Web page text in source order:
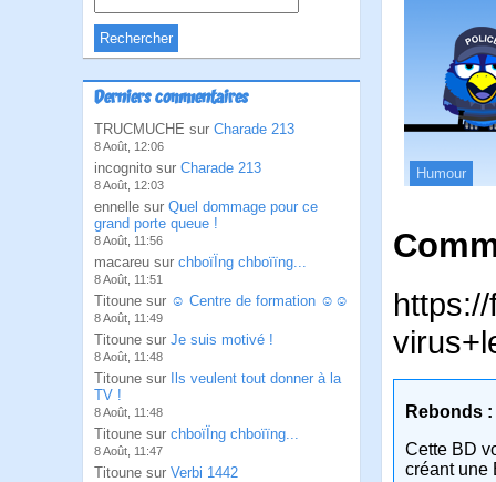
Derniers commentaires
TRUCMUCHE sur Charade 213
8 Août, 12:06
incognito sur Charade 213
8 Août, 12:03
ennelle sur Quel dommage pour ce
grand porte queue !
8 Août, 11:56
macareu sur chboïÏng chboïïng...
8 Août, 11:51
Titoune sur ☺ Centre de formation ☺☺
8 Août, 11:49
Titoune sur Je suis motivé !
8 Août, 11:48
Titoune sur
Ils veulent tout donner à la
TV !
8 Août, 11:48
Titoune sur chboïÏng chboïïng...
8 Août, 11:47
Titoune sur Verbi 1442
Humour
Rebonds :
Cette BD
créant une